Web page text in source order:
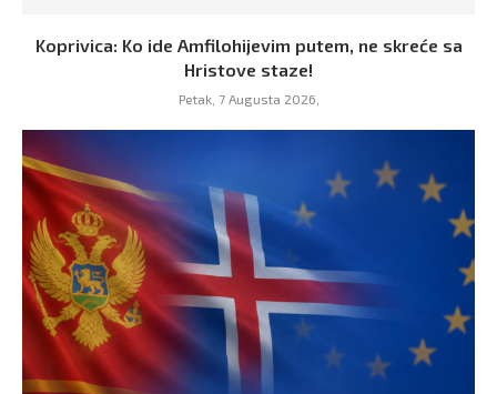
Koprivica: Ko ide Amfilohijevim putem, ne skreće sa
Hristove staze!
Petak, 7 Augusta 2026,